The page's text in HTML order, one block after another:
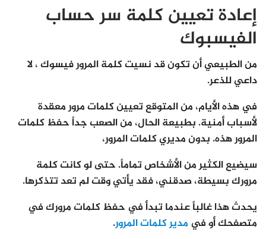
إعادة تعيين كلمة سر حساب
الفيسبوك
من الطبيعي أن تكون قد نسيت كلمة المرور فيسوك ، لا
داعي للذعر.
في هذه الأيام، من المتوقع تعيين كلمات مرور معقدة
لأسباب أمنية. بطبيعة الحال، من الصعب جداً حفظ كلمات
المرور هذه. بدون مديري كلمات المرور،
سيضيع الكثير من الأشخاص تماماً. حتى لو كانت كلمة
مرورك بسيطة، صدقني، فقد يأتي وقت لم تعد تتذكرها.
يحدث هذا غالباً عندما تبدأ في حفظ كلمات مرورك في
متصفحك أو في مدير كلمات المرور.